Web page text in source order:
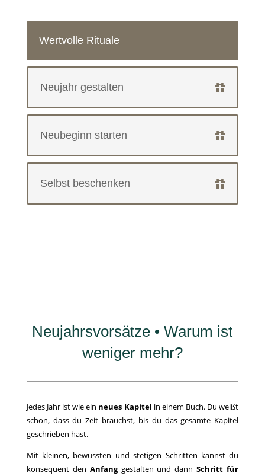
Wertvolle Rituale
Neujahr gestalten
Neubeginn starten
Selbst beschenken
Neujahrsvorsätze • Warum ist
weniger mehr?
Jedes Jahr ist wie ein neues Kapitel in einem Buch. Du weißt
schon, dass du Zeit brauchst, bis du das gesamte Kapitel
geschrieben hast.
Mit kleinen, bewussten und stetigen Schritten kannst du
konsequent den Anfanggestalten und dannSchritt für